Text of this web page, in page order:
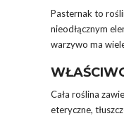
Pasternak to
nieodłącznym
warzywo ma
Cała roślina
eteryczne,